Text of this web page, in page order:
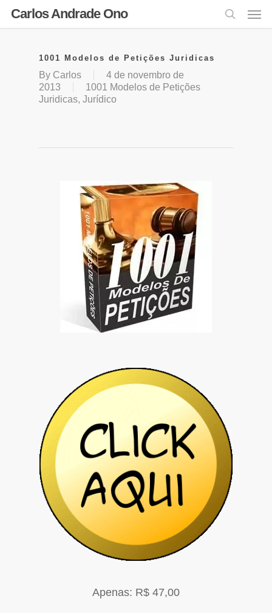
Carlos Andrade Ono
1001 Modelos de Petições Juridicas
By Carlos
4 de novembro de
2013
1001 Modelos de Petições
Juridicas, Jurídico
Apenas: R$ 47,00